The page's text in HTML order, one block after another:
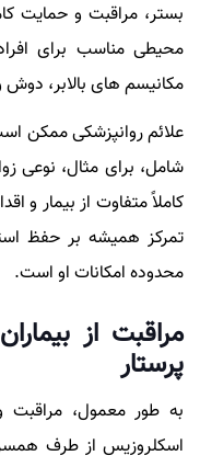
بستر، مراقبت و حمایت
محیطی مناسب برای
مکانیسم های بالابر،
علائم روانپزشکی ممکن
شامل، برای مثال، نوعی
کاملاً متفاوت از بیمار و
تمرکز همیشه بر حفظ
محدوده امکانات او است.
مراقبت از
پرستار
به طور معمول، مراقبت
اسکلروزیس از طرف